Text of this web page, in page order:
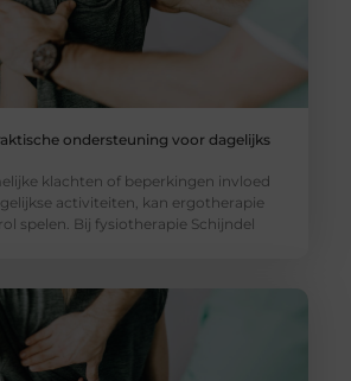
ondersteuning voor dagelijks
klachten of beperkingen invloed
activiteiten, kan ergotherapie
spelen. Bij fysiotherapie Schijndel